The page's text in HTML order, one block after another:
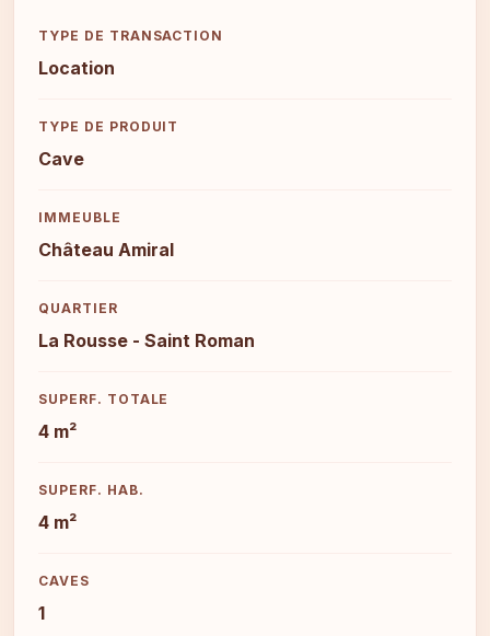
TYPE DE TRANSACTION
Location
TYPE DE PRODUIT
Cave
IMMEUBLE
Château Amiral
QUARTIER
La Rousse - Saint Roman
SUPERF. TOTALE
4 m²
SUPERF. HAB.
4 m²
CAVES
1